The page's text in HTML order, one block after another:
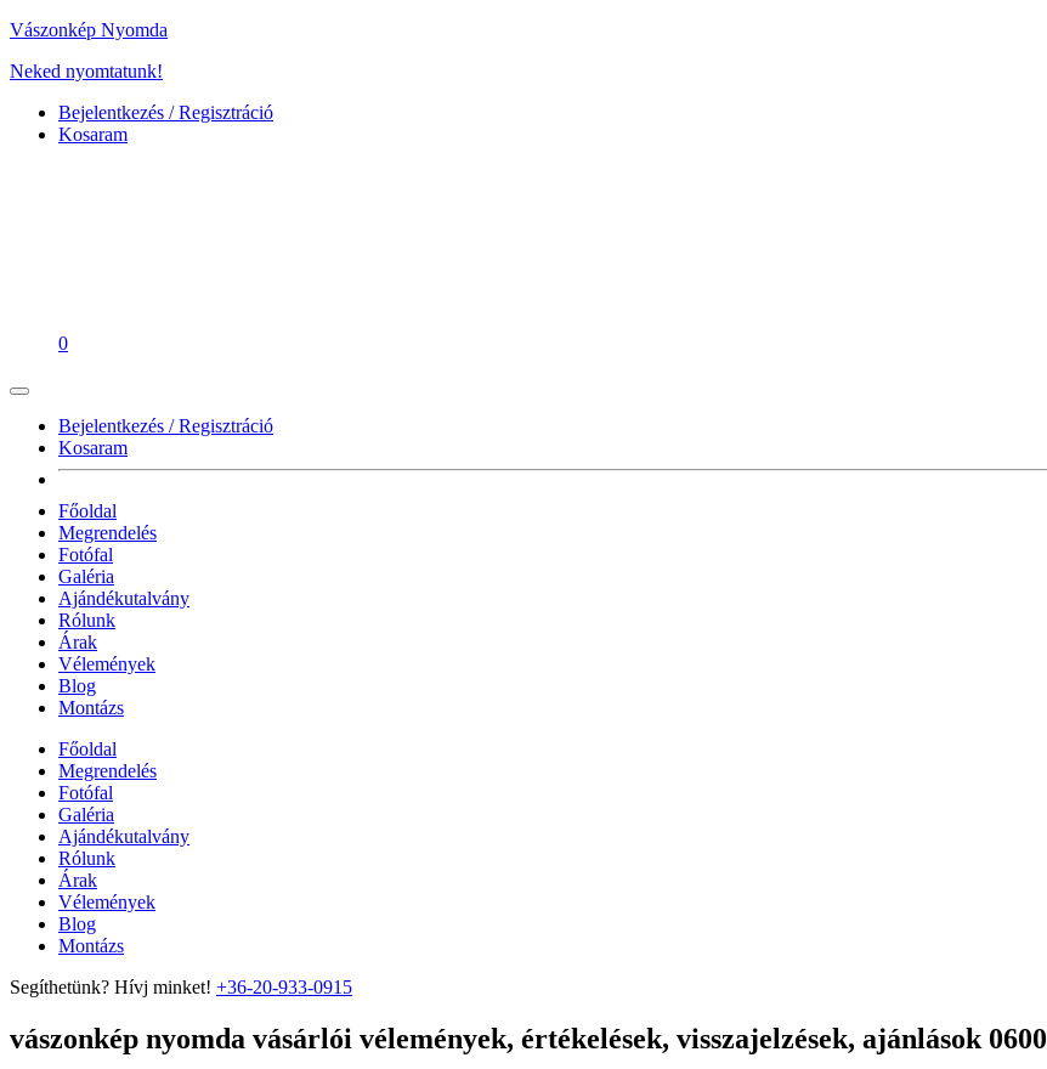
Vászonkép Nyomda
Neked nyomtatunk!
Bejelentkezés / Regisztráció
Kosaram
0
Bejelentkezés / Regisztráció
Kosaram
Főoldal
Megrendelés
Fotófal
Galéria
Ajándékutalvány
Rólunk
Árak
Vélemények
Blog
Montázs
Főoldal
Megrendelés
Fotófal
Galéria
Ajándékutalvány
Rólunk
Árak
Vélemények
Blog
Montázs
Segíthetünk? Hívj minket! +36-20-933-0915
vászonkép nyomda vásárlói vélemények, értékelések, visszajelzések, ajánlások 0600